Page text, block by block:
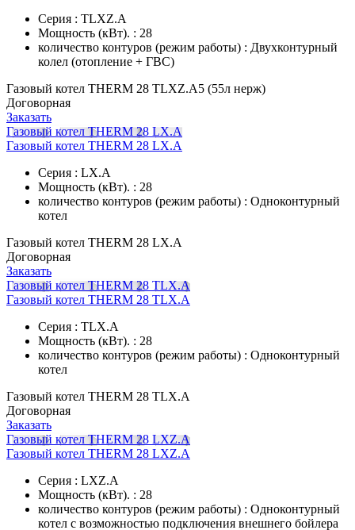
Серия : TLXZ.A
Мощность (кВт). : 28
количество контуров (режим работы) : Двухконтурный
колел (отопление + ГВС)
Газовый котел THERM 28 TLXZ.A5 (55л нерж)
Договорная
Заказать
Газовый котел THERM 28 LX.A
Газовый котел THERM 28 LX.A
Серия : LX.A
Мощность (кВт). : 28
количество контуров (режим работы) : Одноконтурный
котел
Газовый котел THERM 28 LX.A
Договорная
Заказать
Газовый котел THERM 28 TLX.А
Газовый котел THERM 28 TLX.А
Серия : TLX.A
Мощность (кВт). : 28
количество контуров (режим работы) : Одноконтурный
котел
Газовый котел THERM 28 TLX.А
Договорная
Заказать
Газовый котел THERM 28 LXZ.A
Газовый котел THERM 28 LXZ.A
Серия : LXZ.A
Мощность (кВт). : 28
количество контуров (режим работы) : Одноконтурный
котел с возможностью подключения внешнего бойлера